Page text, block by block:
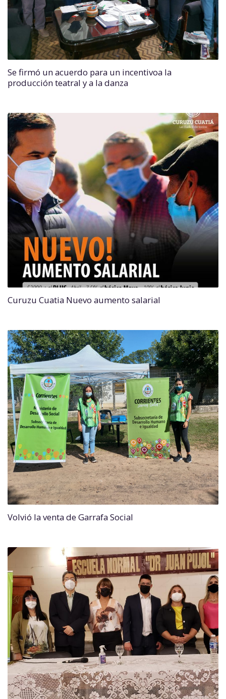
Se firmó un acuerdo para un incentivoa la
producción teatral y a la danza
Curuzu Cuatia Nuevo aumento salarial
Volvió la venta de Garrafa Social